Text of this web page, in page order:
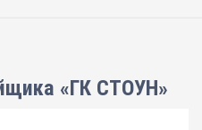
«ГК СТОУН»